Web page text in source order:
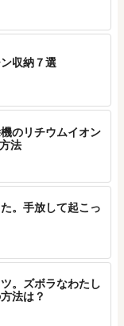
収納７選
のリチウムイオン
法
。手放して起こっ
。ズボラなわたし
法は？